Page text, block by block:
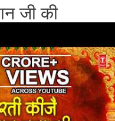
जी की
Ki Aarti)
है.